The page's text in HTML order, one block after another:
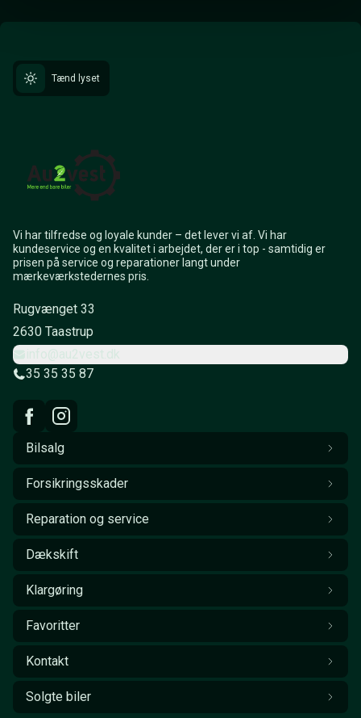
Tænd lyset
Vi har tilfredse og loyale kunder – det lever vi af. Vi har
kundeservice og en kvalitet i arbejdet, der er i top - samtidig er
prisen på service og reparationer langt under
mærkeværkstedernes pris.
Rugvænget 33
2630 Taastrup
info@au2vest.dk
35 35 35 87
Bilsalg
Forsikringsskader
Reparation og service
Dækskift
Klargøring
Favoritter
Kontakt
Solgte biler